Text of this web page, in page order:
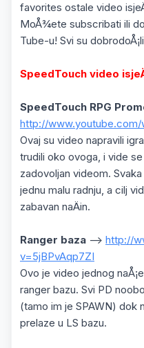
favorites ostale video
MoÅ¾ete subscribati ili
Tube-u! Svi su
SpeedTouch video
SpeedTouch RPG
http://
Ovaj su video napravili
trudili oko ovoga, i vide
zadovoljan videom. Svaka
jednu malu radnju, a cilj
zabavan naÄin.
Ranger baza --> http://
v=5jBPvAqp7ZI
Ovo je video jednog
ranger bazu. Svi PD
(tamo im je SPAWN) dok
prelaze u LS bazu.